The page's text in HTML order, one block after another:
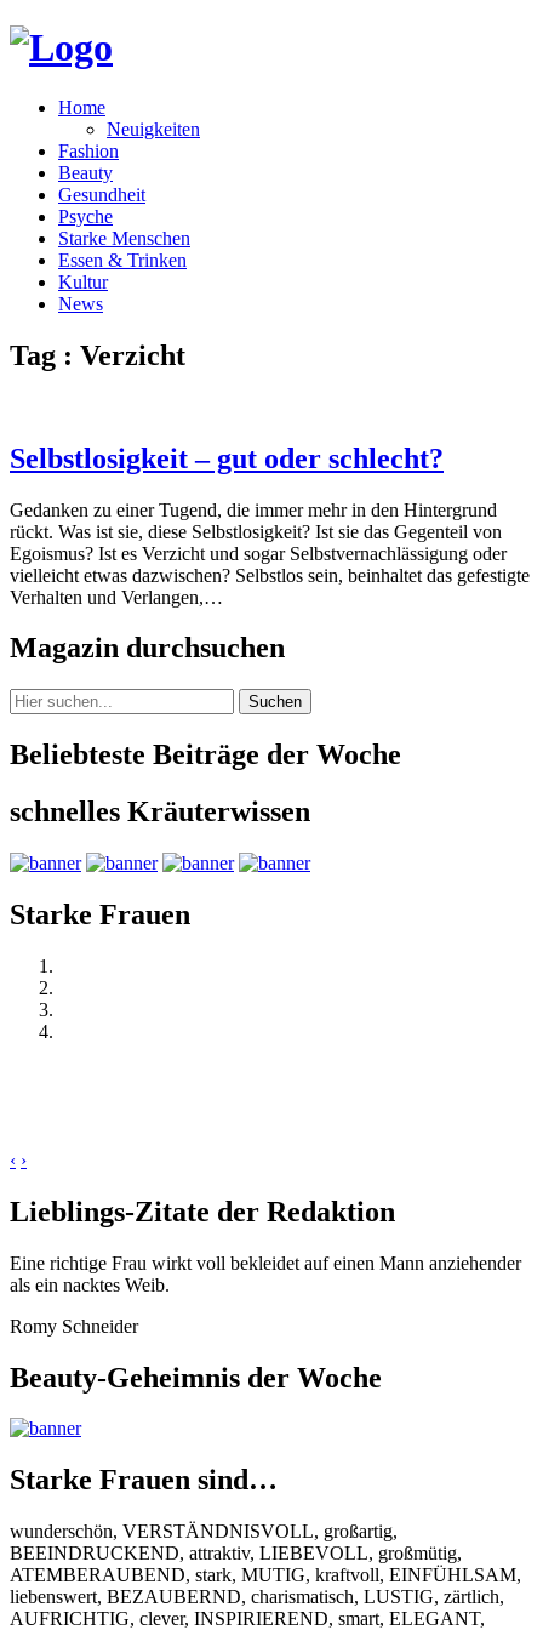
Home
Neuigkeiten
Fashion
Beauty
Gesundheit
Psyche
Starke Menschen
Essen & Trinken
Kultur
News
Tag : Verzicht
Selbstlosigkeit – gut oder schlecht?
Gedanken zu einer Tugend, die immer mehr in den Hintergrund
rückt. Was ist sie, diese Selbstlosigkeit? Ist sie das Gegenteil von
Egoismus? Ist es Verzicht und sogar Selbstvernachlässigung oder
vielleicht etwas dazwischen? Selbstlos sein, beinhaltet das gefestigte
Verhalten und Verlangen,…
Magazin durchsuchen
Suchen
Beliebteste Beiträge der Woche
schnelles Kräuterwissen
Starke Frauen
‹ ›
Lieblings-Zitate der Redaktion
Eine richtige Frau wirkt voll bekleidet auf einen Mann anziehender
als ein nacktes Weib.
Romy Schneider
Beauty-Geheimnis der Woche
Starke Frauen sind…
wunderschön, VERSTÄNDNISVOLL, großartig,
BEEINDRUCKEND, attraktiv, LIEBEVOLL, großmütig,
ATEMBERAUBEND, stark, MUTIG, kraftvoll, EINFÜHLSAM,
liebenswert, BEZAUBERND, charismatisch, LUSTIG, zärtlich,
AUFRICHTIG, clever, INSPIRIEREND, smart, ELEGANT,